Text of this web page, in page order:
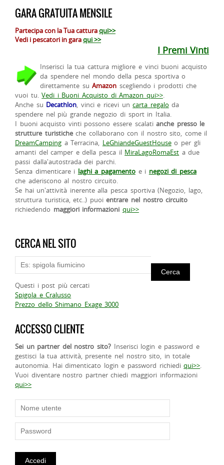
GARA GRATUITA MENSILE
Partecipa con la Tua catturaqui>>
Vedi i pescatori in garaqui >>
I Premi Vinti
Inserisci la tua cattura migliore e vinci buoni acquisto
da spendere nel mondo della pesca sportiva o
direttamente suAmazon scegliendo i prodotti che
vuoi tu.Vedi i Buoni Acquisto di Amazon qui>>.
Anche su Decathlon, vinci e ricevi uncarta regalo da
spendere nel più grande negozio di sport in Italia.
I buoni acquisto vinti possono essere scalatianche presso le
strutture turisticheche collaborano con il nostro sito, come il
DreamCamping a Terracina, LeGhiandeGuestHouseo per gli
amanti del camper e della pesca il MiraLagoRomaEst a due
passi dalla'autostrada dei parchi.
Senza dimenticare i laghi a pagamento e i negozi di pesca
che aderiscono al nostro circuito.
Se hai un'attività inerente alla pesca sportiva (Negozio, lago,
struttura turistica, etc..) puoientrare nel nostro circuito
richiedendo maggiori informazioni qui>>
CERCA NEL SITO
Questi i post più cercati
Spigola e Cralusso
Prezzo dello Shimano Exage 3000
ACCESSO CLIENTE
Sei un partner del nostro sito? Inserisci login e password e
gestisci la tua attività, presente nel nostro sito, in totale
autonomia. Hai dimenticato login e password richiediqui>>.
Vuoi diventare nostro partner chiedi maggiori informazioni
qui>>